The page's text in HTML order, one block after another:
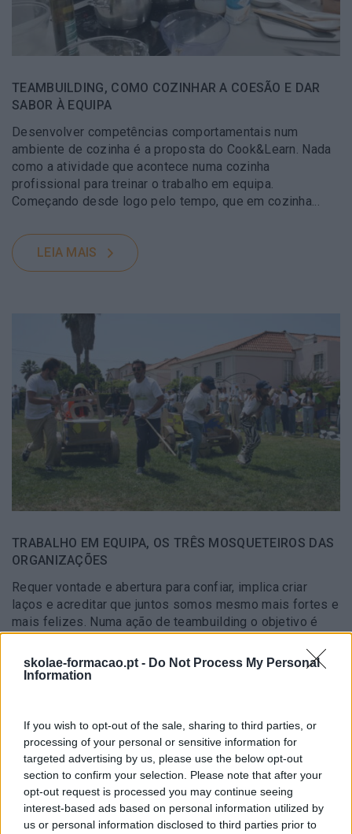
skolae-formacao.pt - Do Not Process My Personal
Information
If you wish to opt-out of the sale, sharing to third parties, or
processing of your personal or sensitive information for
targeted advertising by us, please use the below opt-out
section to confirm your selection. Please note that after your
opt-out request is processed you may continue seeing
interest-based ads based on personal information utilized by
us or personal information disclosed to third parties prior to
TEAMBUILDING, COMO COZINHAR A COESÃO E DAR
SABOR À EQUIPA
Desenvolver competências comportamentais num
ambiente de cozinha é a proposta do Cook&Learn. Nada
como a atividade que acontece numa cozinha
profissional para treinar o trabalho em equipa.
Começando desde logo pelo tempo, que em cozinha...
LEIA MAIS
TRABALHO EM EQUIPA, OS TRÊS MOSQUETEIROS DAS
ORGANIZAÇÕES
Requer vontade e abertura para confiar, implica criar
laços e acreditar que juntos somos mesmo mais fortes e
mais felizes. Numa ação de teambuilding o objetivo é
compreender, através de metáforas, que todos são
importantes...